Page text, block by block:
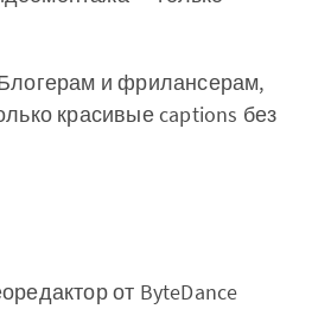
и фрилансерам,
красивые captions без
от ByteDance